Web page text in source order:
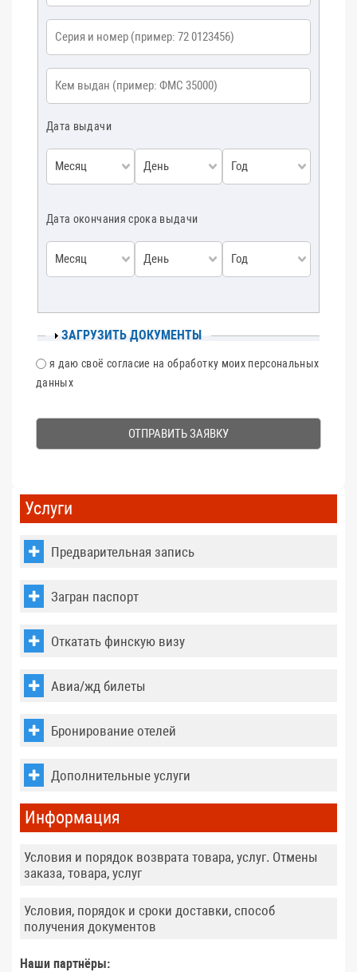
Дата выдачи
Дата окончания срока выдачи
ПОКАЗАТЬ
ЗАГРУЗИТЬ ДОКУМЕНТЫ
CОГЛАСИЕ
я даю своё согласие на обработку моих персональных
данных
4
Услуги
Предварительная запись
Загран паспорт
Откатать финскую визу
Авиа/жд билеты
Бронирование отелей
Дополнительные услуги
Информация
Условия и порядок возврата товара, услуг. Отмены
заказа, товара, услуг
Условия, порядок и сроки доставки, способ
получения документов
Наши партнёры: